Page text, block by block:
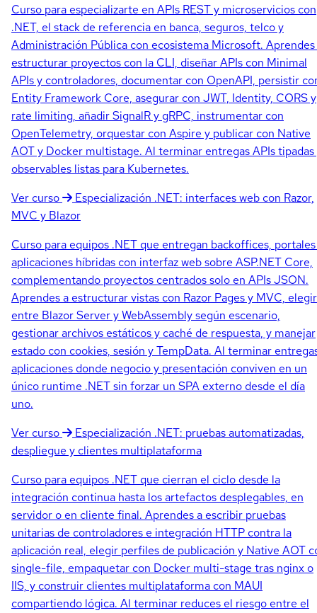
Curso para especializarte en APIs REST y microservicios con
.NET, el stack de referencia en banca, seguros, telco y
Administración Pública con ecosistema Microsoft. Aprendes
estructurar proyectos con la CLI, diseñar APIs con Minimal
APIs y controladores, documentar con OpenAPI, persistir
Entity Framework Core, asegurar con JWT, Identity, CORS y
rate limiting, añadir SignalR y gRPC, instrumentar con
OpenTelemetry, orquestar con Aspire y publicar con Native
AOT y Docker multistage. Al terminar entregas APIs tipadas
observables listas para Kubernetes.
Ver curso
Especialización .NET: interfaces web con Razor,
MVC y Blazor
Curso para equipos .NET que entregan backoffices,
aplicaciones híbridas con interfaz web sobre ASP.NET Core,
complementando proyectos centrados solo en APIs JSON.
Aprendes a estructurar vistas con Razor Pages y MVC, elegir
entre Blazor Server y WebAssembly según escenario,
gestionar archivos estáticos y caché de respuesta, y manejar
estado con cookies, sesión y TempData. Al terminar
aplicaciones donde negocio y presentación conviven en un
único runtime .NET sin forzar un SPA externo desde el día
uno.
Ver curso
Especialización .NET: pruebas automatizadas,
despliegue y clientes multiplataforma
Curso para equipos .NET que cierran el ciclo desde la
integración continua hasta los artefactos desplegables, en
servidor o en cliente final. Aprendes a escribir pruebas
unitarias de controladores e integración HTTP contra la
aplicación real, elegir perfiles de publicación y Native AOT
single-file, empaquetar con Docker multi-stage tras nginx o
IIS, y construir clientes multiplataforma con MAUI
compartiendo lógica. Al terminar reduces el riesgo entre el